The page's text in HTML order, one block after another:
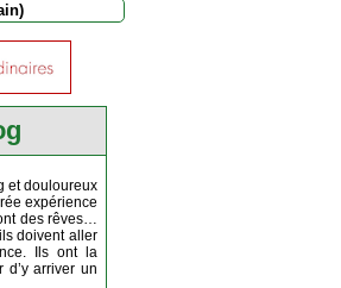
et douloureux
expérience
des rêves…
doivent aller
Ils ont la
d’y arriver un